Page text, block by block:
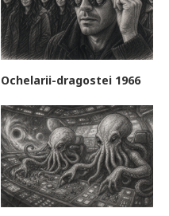
Ochelarii-dragostei 1966